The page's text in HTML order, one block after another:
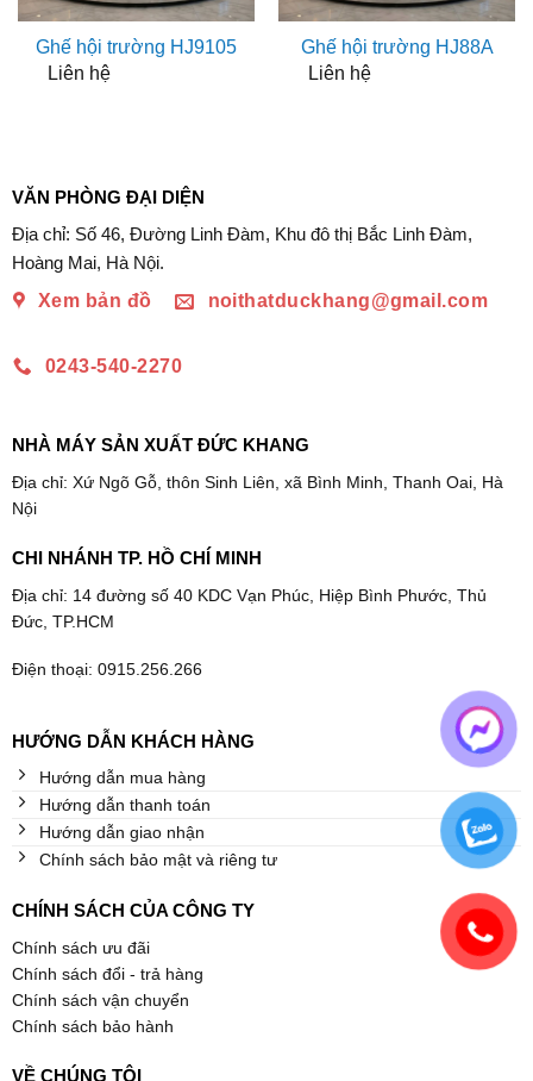
Ghế hội trường HJ9105
Liên hệ
Ghế hội trường HJ88A
Liên hệ
VĂN PHÒNG ĐẠI DIỆN
Địa chỉ: Số 46, Đường Linh Đàm, Khu đô thị Bắc Linh Đàm,
Hoàng Mai, Hà Nội.
Xem bản đồ
noithatduckhang@gmail.com
0243-540-2270
NHÀ MÁY SẢN XUẤT ĐỨC KHANG
Địa chỉ: Xứ Ngõ Gỗ, thôn Sinh Liên, xã Bình Minh, Thanh Oai, Hà
Nội
CHI NHÁNH TP. HỒ CHÍ MINH
Địa chỉ: 14 đường số 40 KDC Vạn Phúc, Hiệp Bình Phước, Thủ
Đức, TP.HCM
Điện thoại: 0915.256.266
HƯỚNG DẪN KHÁCH HÀNG
Hướng dẫn mua hàng
Hướng dẫn thanh toán
Hướng dẫn giao nhận
Chính sách bảo mật và riêng tư
CHÍNH SÁCH CỦA CÔNG TY
Chính sách ưu đãi
Chính sách đổi - trả hàng
Chính sách vận chuyển
Chính sách bảo hành
VỀ CHÚNG TÔI